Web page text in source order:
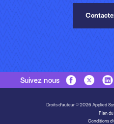
Suivez nous
Droits d'auteur © 2026 Applied
Plan
Conditions